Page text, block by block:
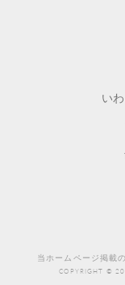
い
当ホームページ掲載
COPYRIGHT ©